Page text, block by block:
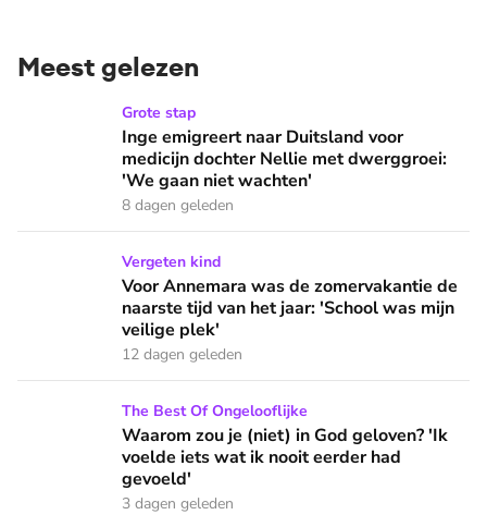
Meest gelezen
Inge emigreert naar Duitsland voor medicijn dochter
Grote stap
Inge emigreert naar Duitsland voor
medicijn dochter Nellie met dwerggroei:
'We gaan niet wachten'
8 dagen geleden
Voor Annemara was de zomervakantie de naarste tijd van
Vergeten kind
Voor Annemara was de zomervakantie de
naarste tijd van het jaar: 'School was mijn
veilige plek'
12 dagen geleden
Waarom zou je (niet) in God geloven? 'Ik voelde iets wat
The Best Of Ongelooflijke
Waarom zou je (niet) in God geloven? 'Ik
voelde iets wat ik nooit eerder had
gevoeld'
3 dagen geleden